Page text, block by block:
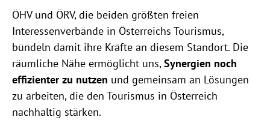
ÖHV und ÖRV, die beiden größten freien
Interessenverbände in Österreichs Tourismus,
bündeln damit ihre Kräfte an diesem Standort. Die
räumliche Nähe ermöglicht uns,Synergien noch
effizienter zu nutzen und gemeinsam an Lösungen
zu arbeiten, die den Tourismus in Österreich
nachhaltig stärken.